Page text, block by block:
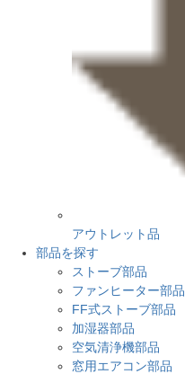
アウトレット品
部品を探す
ストーブ部品
ファンヒーター部品
FF式ストーブ部品
加湿器部品
空気清浄機部品
窓用エアコン部品